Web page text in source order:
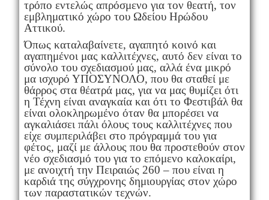
τρόπο εντελώς απρόσμενο για τον θεατή, τον
εμβληματικό χώρο του Ωδείου Ηρώδου
Αττικού.
Όπως καταλαβαίνετε, αγαπητό κοινό και
αγαπημένοι μας καλλιτέχνες, αυτό δεν είναι το
σύνολο του σχεδιασμού μας, αλλά ένα μικρό
μα ισχυρό ΥΠΟΣΥΝΟΛΟ, που θα σταθεί με
θάρρος στα θέατρά μας, για να μας θυμίζει ότι
η Τέχνη είναι αναγκαία και ότι το Φεστιβάλ θα
είναι ολοκληρωμένο όταν θα μπορέσει να
αγκαλιάσει πάλι όλους τους καλλιτέχνες που
είχε συμπεριλάβει στο πρόγραμμά του για
φέτος, μαζί με άλλους που θα προστεθούν στον
νέο σχεδιασμό του για το επόμενο καλοκαίρι,
με ανοιχτή την Πειραιώς 260 – που είναι η
καρδιά της σύγχρονης δημιουργίας στον χώρο
των παραστατικών τεχνών.